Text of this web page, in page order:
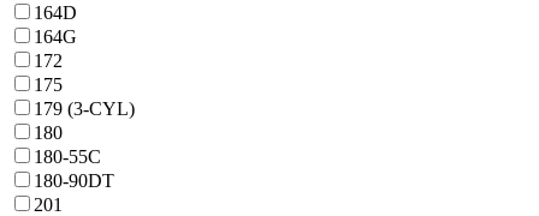
164D
164G
172
175
179 (3-CYL)
180
180-55C
180-90DT
201